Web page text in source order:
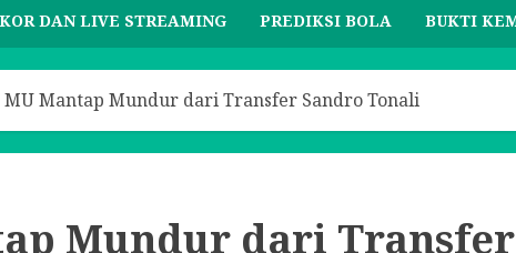
DAN LIVE STREAMING PREDIKSI BOLA BUKTI
MU Mantap Mundur dari Transfer Sandro Tonali
Mundur dari